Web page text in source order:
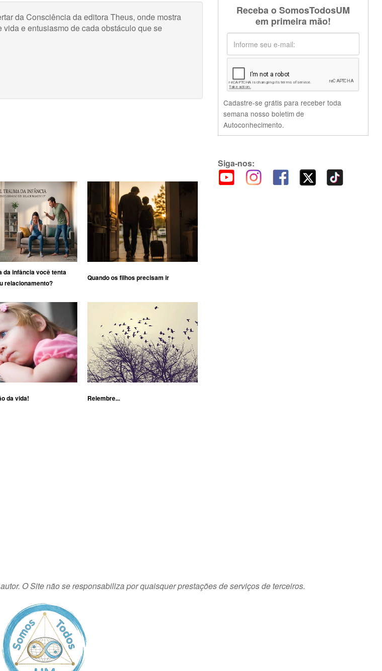
da Consciência da editora Theus, onde mostra
e entusiasmo de cada obstáculo que se
da infância você tenta
relacionamento?
Quando os filhos precisam ir
da vida! Relembre...
Receba o SomosTodosUM
em primeira mão!
Cadastre-se grátis para receber toda
semana nosso boletim de
Autoconhecimento.
Siga-nos:
O Site não se responsabiliza por quaisquer prestações de serviços de terceiros.